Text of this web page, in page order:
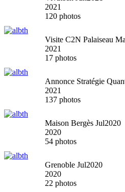
2021
120 photos
Visite C2N Palaiseau
2021
17 photos
Annonce Stratégie
2021
137 photos
Maison Bergès Jul2020
2020
54 photos
Grenoble Jul2020
2020
22 photos